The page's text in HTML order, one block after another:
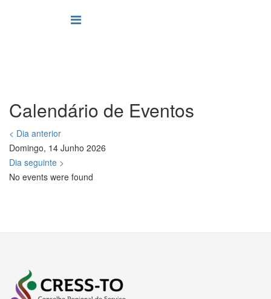
Calendário de Eventos
< Dia anterior
Domingo, 14 Junho 2026
Dia seguinte >
No events were found